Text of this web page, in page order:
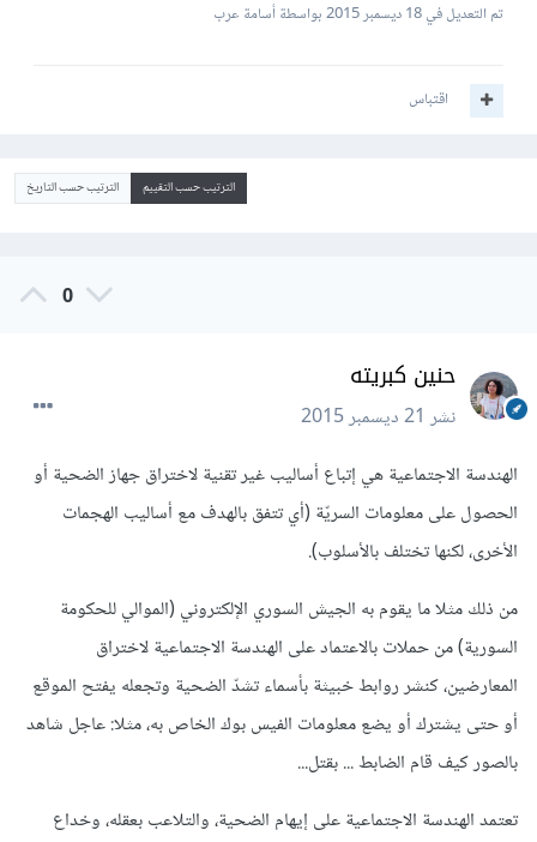
تم التعديل في18 ديسمبر 2015 بواسطة أسامة عرب
اقتباس
الترتيب حسب التقييم الترتيب حسب التاريخ
0
حنين كبريته
نشر21 ديسمبر 2015
الهندسة الاجتماعية هي إتباع أساليب غير تقنية لاختراق جهاز الضحية أو
الحصول على معلومات السريّة (أي تتفق بالهدف مع أساليب الهجمات
الأخرى، لكنها تختلف بالأسلوب).
من ذلك مثلا ما يقوم به الجيش السوري الإلكتروني (الموالي للحكومة
السورية) من حملات بالاعتماد على الهندسة الاجتماعية لاختراق
المعارضين، كنشر روابط خبيثة بأسماء تشدّ الضحية وتجعله يفتح الموقع
أو حتى يشترك أو يضع معلومات الفيس بوك الخاص به، مثلا: عاجل شاهد
بالصور كيف قام الضابط ... بقتل...
تعتمد الهندسة الاجتماعية على إيهام الضحية، والتلاعب بعقله، وخداع